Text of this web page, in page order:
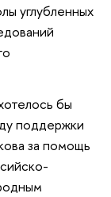
углубленных
бы
поддержки
за помощь